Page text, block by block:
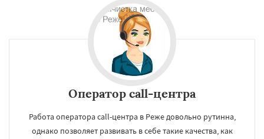
Оператор call-центра
Работа оператора call-центра в Реже довольно рутинна,
однако позволяет развивать в себе такие качества, как